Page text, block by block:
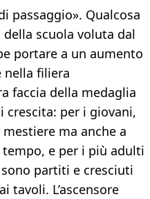
passaggio». Qualcosa
scuola voluta dal
portare a un aumento
nella filiera
faccia della medaglia
crescita: per i giovani,
ma anche a
e per i più adulti
partiti e cresciuti
tavoli. L’ascensore